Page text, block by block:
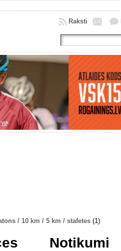
Raksti
/ 10 km / 5 km / stafetes (1)
Notikumi